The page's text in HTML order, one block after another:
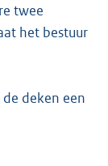
twee
het bestuur
deken een